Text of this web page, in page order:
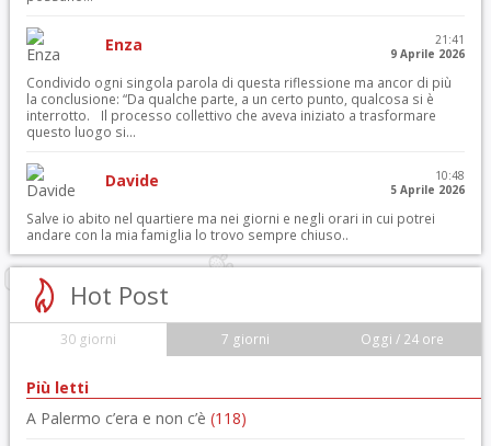
Enza
21:41
9 Aprile 2026
Condivido ogni singola parola di questa riflessione ma ancor di più
la conclusione: “Da qualche parte, a un certo punto, qualcosa si è
interrotto. Il processo collettivo che aveva iniziato a trasformare
questo luogo si...
Davide
10:48
5 Aprile 2026
Salve io abito nel quartiere ma nei giorni e negli orari in cui potrei
andare con la mia famiglia lo trovo sempre chiuso..
Hot Post
30 giorni 7 giorni Oggi / 24 ore
Più letti
A Palermo c’era e non c’è (118)